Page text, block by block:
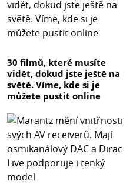
30 filmů, které musíte
vidět, dokud jste ještě na
světě. Víme, kde si je
můžete pustit online